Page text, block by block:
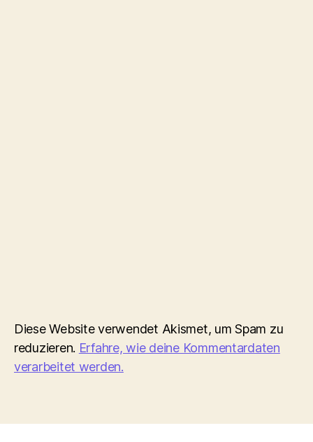
Diese Website verwendet Akismet, um Spam zu
reduzieren. Erfahre, wie deine Kommentardaten
verarbeitet werden.